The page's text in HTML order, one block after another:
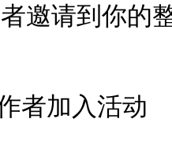
者加入活动